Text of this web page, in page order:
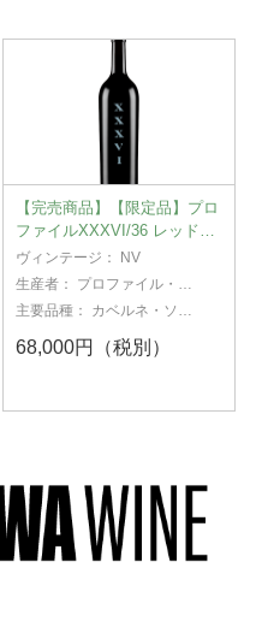
【完売商品】【限定品】プロ
ファイルXXXVI/36 レッド・
ワイン ナパ・ヴァレー NV
ヴィンテージ：
NV
生産者： プロファイル・コ
レクション
主要品種： カベルネ・ソー
68,000円（税別）